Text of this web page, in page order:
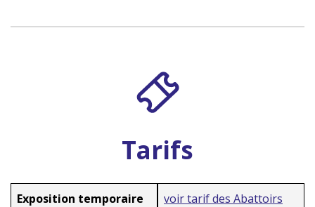
Tarifs
Exposition temporaire
voir tarif des Abattoirs